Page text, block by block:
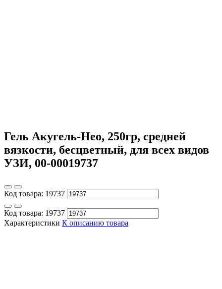
Гель Акугель-Нео, 250гр, средней
вязкости, бесцветный, для всех видов
УЗИ, 00-00019737
Код товара: 19737
Код товара: 19737
Характеристики К описанию товара